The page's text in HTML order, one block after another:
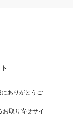
ありがとうご
お取り寄せサイ